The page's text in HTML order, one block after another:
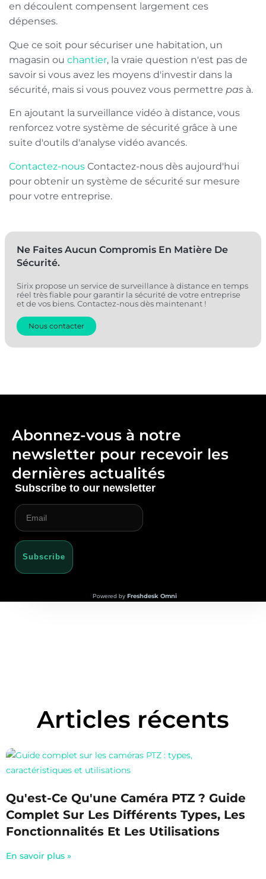
en découlent compensent largement ces
dépenses.
Que ce soit pour sécuriser une habitation, un
magasin ou chantier, la vraie question n'est pas de
savoir si vous avez les moyens d'investir dans la
sécurité, mais si vous pouvez vous permettre pas à.
En ajoutant la surveillance vidéo à distance, vous
renforcez votre système de sécurité grâce à une
suite d'outils d'analyse vidéo avancés.
Contactez-nous Contactez-nous dès aujourd'hui
pour obtenir un système de sécurité sur mesure
pour votre entreprise.
Ne Faites Aucun Compromis En Matière De
Sécurité.
Sirix propose un service de surveillance à distance en temps
réel très fiable pour garantir la sécurité de votre entreprise
et de vos biens. Contactez-nous dès maintenant !
Nous contacter
Abonnez-vous à notre
newsletter pour recevoir les
dernières actualités
Subscribe to our newsletter
Subscribe
Powered by Freshdesk Omni
Articles récents
Qu'est-Ce Qu'une Caméra PTZ ? Guide
Complet Sur Les Différents Types, Les
Fonctionnalités Et Les Utilisations
En savoir plus »